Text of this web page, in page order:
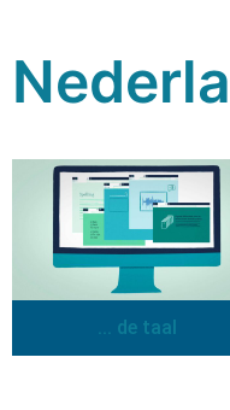
... de taal